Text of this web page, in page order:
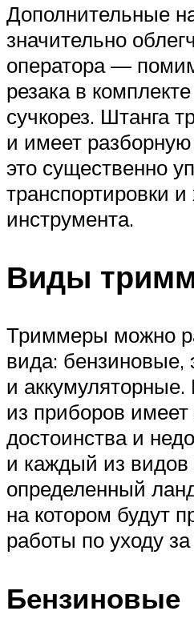
Дополнительные
значительно
оператора —
резака в
сучкорез. Штанга
и имеет
это существенно
транспортировки
инструмента.
Виды
Триммеры можно
вида: бензиновые,
и
из приборов имеет
достоинства и
и каждый из видов
определенный
на котором будут
работы по уходу
Бензиновые